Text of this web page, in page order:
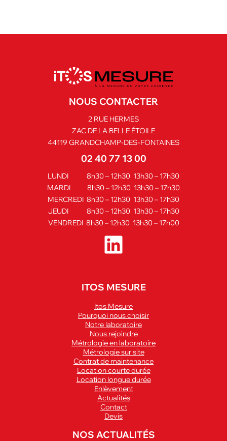
NOUS CONTACTER
2 RUE HERMES
ZAC DE LA BELLE ÉTOILE
44119 GRANDCHAMP-DES-FONTAINES
02 40 77 13 00
LUNDI 8h30 – 12h30 13h30 – 17h30
MARDI 8h30 – 12h30 13h30 – 17h30
MERCREDI 8h30 – 12h30 13h30 – 17h30
JEUDI 8h30 – 12h30 13h30 – 17h30
VENDREDI 8h30 – 12h30 13h30 – 17h00
ITOS MESURE
Itos Mesure
Pourquoi nous choisir
Notre laboratoire
Nous rejoindre
Métrologie en laboratoire
Métrologie sur site
Contrat de maintenance
Location courte durée
Location longue durée
Enlèvement
Actualités
Contact
Devis
NOS ACTUALITÉS